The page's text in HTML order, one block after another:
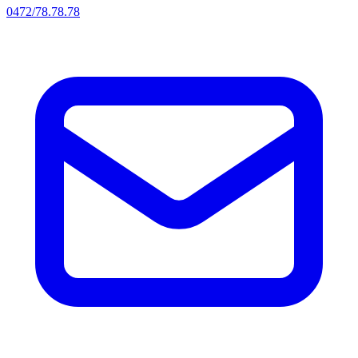
0472/78.78.78